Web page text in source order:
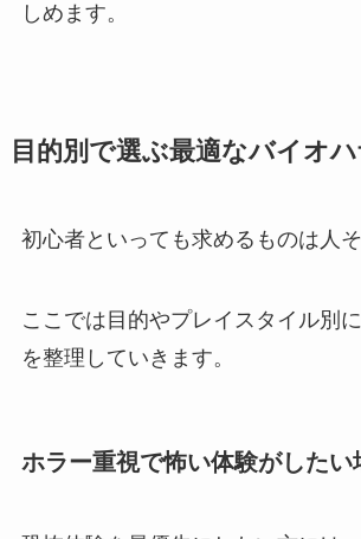
しめます。
目的別で選ぶ最適なバイオ
初心者といっても求めるものは人そ
ここでは目的やプレイスタイル別
を整理していきます。
ホラー重視で怖い体験がしたい